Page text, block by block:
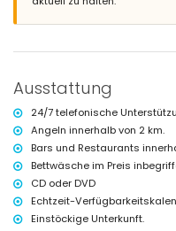
enthalten
Internet (WiFi)
Staubsauger, Bügeleisen und
Bettwäsche und Handtücher
Rezeption und 24-Stunden-
Ausstattung und
Frühstück
Klimaanlage
Ausstattung
24/7 telefonische
Angeln innerhalb von 2 km.
Bars und Restaurants
Bettwäsche im Preis
CD oder DVD
Echtzeit-
Einstöckige Unterkunft.